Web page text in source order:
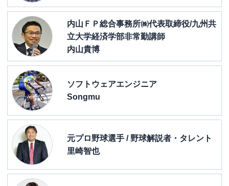
内山ＦＰ総合事務所㈱代表取締役/九州共
立大学経済学部非常勤講師
内山貴博
ソフトウェアエンジニア
Songmu
元プロ野球選手 / 野球解説者・タレント
里崎智也